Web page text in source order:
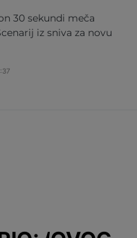
30 sekundi meča
iz sniva za novu